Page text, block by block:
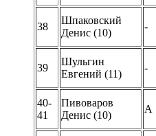
38
Шпаковский
Денис (10)
-
39
Шульгин
Евгений (11)
-
40-
41
Пивоваров
Денис (10)
A